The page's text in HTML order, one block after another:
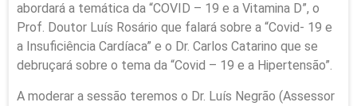
abordará a temática da “COVID – 19 e a Vitamina D”, o
Prof. Doutor Luís Rosário que falará sobre a “Covid- 19 e
a Insuficiência Cardíaca” e o Dr. Carlos Catarino que se
debruçará sobre o tema da “Covid – 19 e a Hipertensão”.
A moderar a sessão teremos o Dr. Luís Negrão (Assessor